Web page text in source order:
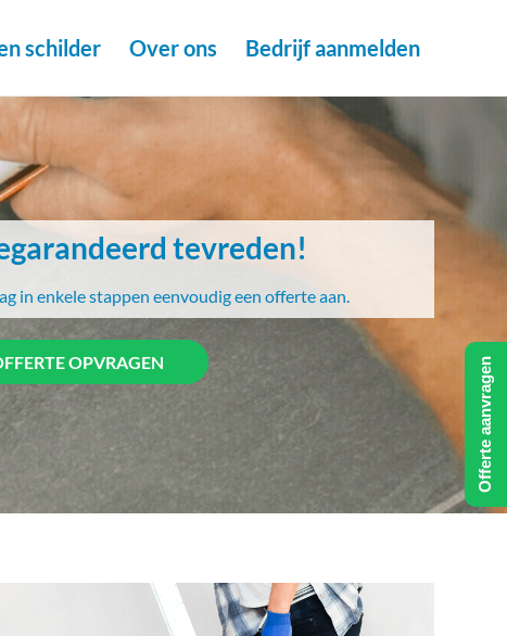
schilder Over ons Bedrijf aanmelden
tevreden!
in enkele stappen eenvoudig een offerte aan.
OPVRAGEN Offerte aanvragen